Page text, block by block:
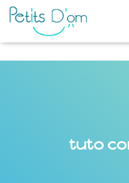
tuto